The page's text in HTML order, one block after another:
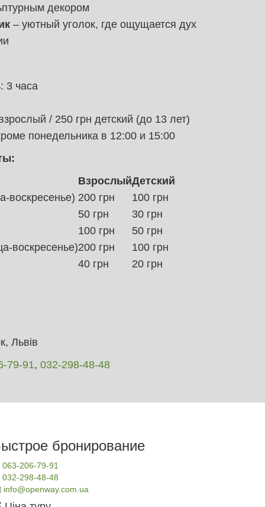
декором
– уютный уголок, где ощущается дух
3 часа
/ 250 грн детский (до 13 лет)
понедельника в 12:00 и 15:00
ВзрослыйДетский
воскресенье) 200 грн
100 грн
50 грн
30 грн
100 грн
50 грн
воскресенье)200 грн
100 грн
40 грн
20 грн
Львів
79-91, 032-298-48-48
бронирование
063-206-79-91
032-298-48-48
info@openway.com.ua